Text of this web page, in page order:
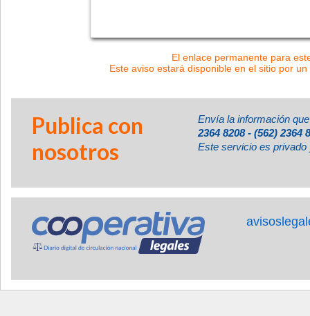
El enlace permanente para
Este aviso estará disponible en el sitio por
Publica con
nosotros
Envía la información
2364 8208 - (562) 2364
Este servicio es privado